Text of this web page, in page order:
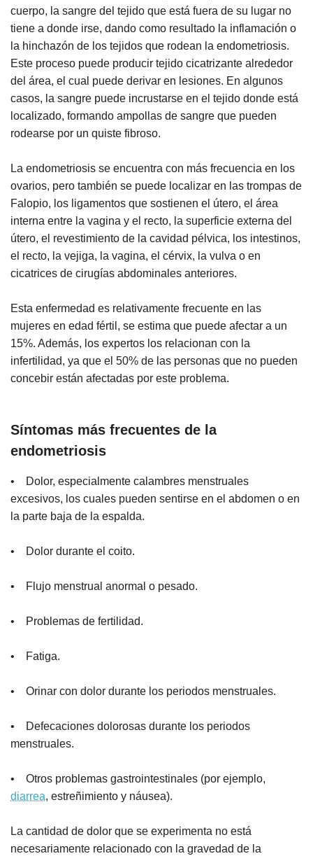
cuerpo, la sangre del tejido que está fuera de su lugar no
tiene a donde irse, dando como resultado la inflamación o
la hinchazón de los tejidos que rodean la endometriosis.
Este proceso puede producir tejido cicatrizante alrededor
del área, el cual puede derivar en lesiones. En algunos
casos, la sangre puede incrustarse en el tejido donde está
localizado, formando ampollas de sangre que pueden
rodearse por un quiste fibroso.
La endometriosis se encuentra con más frecuencia en los
ovarios, pero también se puede localizar en las trompas de
Falopio, los ligamentos que sostienen el útero, el área
interna entre la vagina y el recto, la superficie externa del
útero, el revestimiento de la cavidad pélvica, los intestinos,
el recto, la vejiga, la vagina, el cérvix, la vulva o en
cicatrices de cirugías abdominales anteriores.
Esta enfermedad es relativamente frecuente en las
mujeres en edad fértil, se estima que puede afectar a un
15%. Además, los expertos los relacionan con la
infertilidad, ya que el 50% de las personas que no pueden
concebir están afectadas por este problema.
Síntomas más frecuentes de la
endometriosis
• Dolor, especialmente calambres menstruales
excesivos, los cuales pueden sentirse en el abdomen o en
la parte baja de la espalda.
• Dolor durante el coito.
• Flujo menstrual anormal o pesado.
• Problemas de fertilidad.
• Fatiga.
• Orinar con dolor durante los periodos menstruales.
• Defecaciones dolorosas durante los periodos
menstruales.
• Otros problemas gastrointestinales (por ejemplo,
diarrea, estreñimiento y náusea).
La cantidad de dolor que se experimenta no está
necesariamente relacionado con la gravedad de la